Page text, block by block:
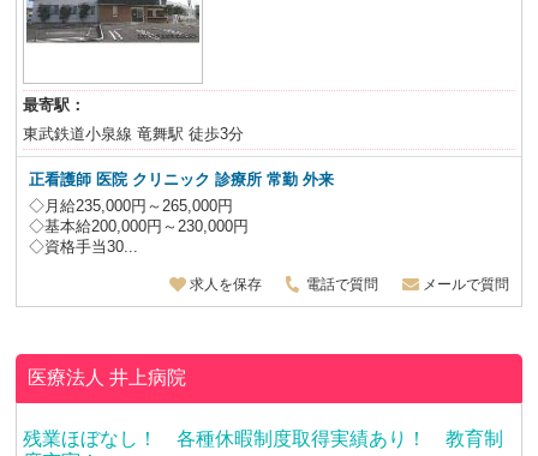
最寄駅：
東武鉄道小泉線 竜舞駅 徒歩3分
正看護師 医院 クリニック 診療所 常勤 外来
◇月給235,000円～265,000円
◇基本給200,000円～230,000円
◇資格手当30...
求人を保存 電話で質問 メールで質問
医療法人井上病院
残業ほぼなし！ 各種休暇制度取得実績あり！ 教育制